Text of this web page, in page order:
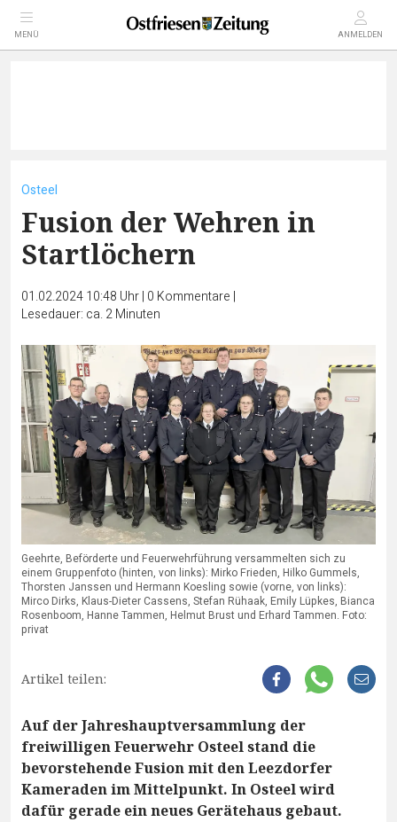
MENÜ ANMELDEN
Osteel
Fusion der Wehren in
Startlöchern
01.02.2024 10:48 Uhr| 0 Kommentare |
Lesedauer: ca. 2 Minuten
Geehrte, Beförderte und Feuerwehrführung versammelten sich zu
einem Gruppenfoto (hinten, von links): Mirko Frieden, Hilko Gummels,
Thorsten Janssen und Hermann Koesling sowie (vorne, von links):
Mirco Dirks, Klaus-Dieter Cassens, Stefan Rühaak, Emily Lüpkes, Bianca
Rosenboom, Hanne Tammen, Helmut Brust und Erhard Tammen. Foto:
privat
Artikel teilen:
Auf der Jahreshauptversammlung der
freiwilligen Feuerwehr Osteel stand die
bevorstehende Fusion mit den Leezdorfer
Kameraden im Mittelpunkt. In Osteel wird
dafür gerade ein neues Gerätehaus gebaut.